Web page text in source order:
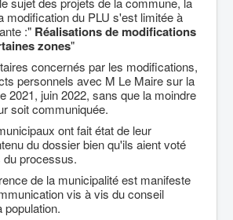
modification du PLU s'est limitée à
:" Réalisations de modifications
zones"
concernés par les modifications,
personnels avec M Le Maire sur la
2021, juin 2022, sans que la moindre
soit communiquée.
ont fait état de leur
du dossier bien qu'ils aient voté
processus.
de la municipalité est manifeste
vis à vis du conseil
population.